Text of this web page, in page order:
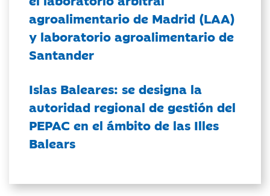
agroalimentario de Madrid (LAA)
y laboratorio agroalimentario de
Santander
Islas Baleares: se designa la
autoridad regional de gestión del
PEPAC en el ámbito de las Illes
Balears